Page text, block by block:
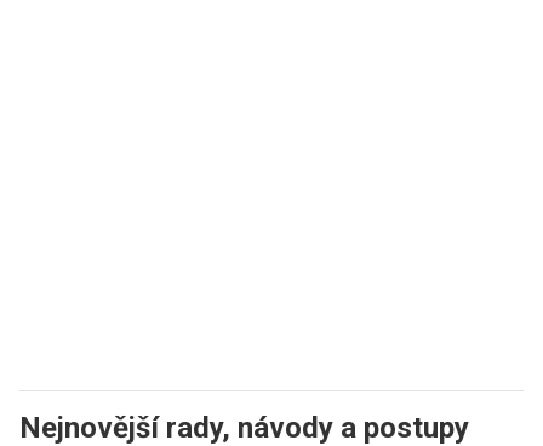
Nejnovější rady, návody a postupy